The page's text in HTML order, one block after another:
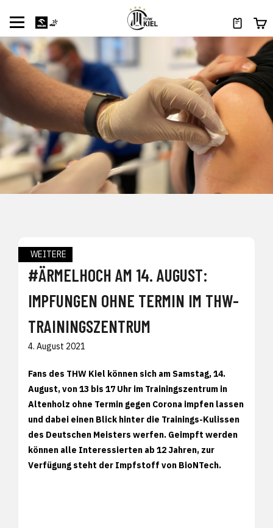
WEITERE
#ÄRMELHOCH AM 14. AUGUST:
IMPFUNGEN OHNE TERMIN IM THW-
TRAININGSZENTRUM
4. August 2021
Fans des THW Kiel können sich am Samstag, 14.
August, von 13 bis 17 Uhr im Trainingszentrum in
Altenholz ohne Termin gegen Corona impfen lassen
und dabei einen Blick hinter die Trainings-Kulissen
des Deutschen Meisters werfen. Geimpft werden
können alle Interessierten ab 12 Jahren, zur
Verfügung steht der Impfstoff von BioNTech.